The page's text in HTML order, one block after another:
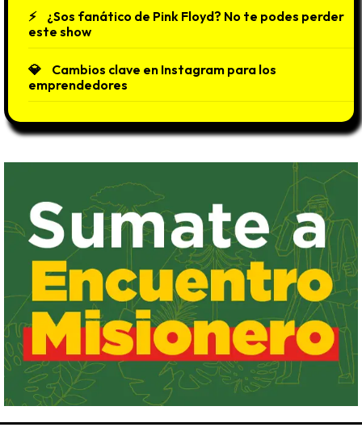
¿Sos fanático de Pink Floyd? No te podes perder
este show
Cambios clave en Instagram para los
emprendedores